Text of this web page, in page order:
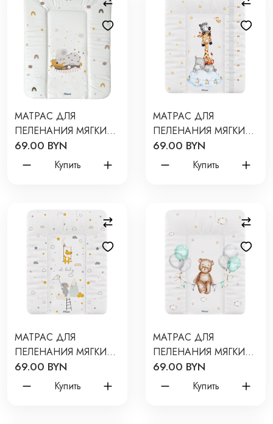
МАТРАС ДЛЯ
ПЕЛЕНАНИЯ МЯГКИЙ
PITUSO МЫШКА 72*52
СМ 4210-60
69.00 BYN
Купить
МАТРАС ДЛЯ
ПЕЛЕНАНИЯ МЯГКИЙ
ЖИРАФИК ЗЕБРА С
РОСТОМЕРОМ 72*52
СМ 4210-59
69.00 BYN
Купить
МАТРАС ДЛЯ
ПЕЛЕНАНИЯ МЯГКИЙ
ЗВЕРЯТА 72*52 СМ
69.00 BYN
Купить
МАТРАС ДЛЯ
ПЕЛЕНАНИЯ МЯГКИЙ
МИШКА НА ШАРАХ
72*52 СМ 4210-58
69.00 BYN
Купить